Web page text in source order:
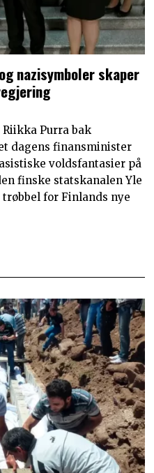
nazisymboler skaper
Purra bak
dagens finansminister
voldsfantasier på
finske statskanalen Yle
for Finlands nye